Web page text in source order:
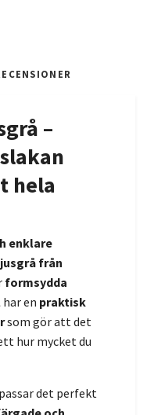
–
hela
enklare
från
formsydda
har en praktisk
som gör att det
hur mycket du
passar det perfekt